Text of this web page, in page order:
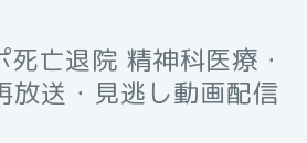
亡退院 精神科医療・
放送・見逃し動画配信